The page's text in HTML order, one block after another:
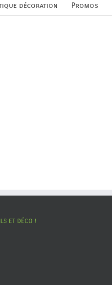
décoration Promos
ET DÉCO !